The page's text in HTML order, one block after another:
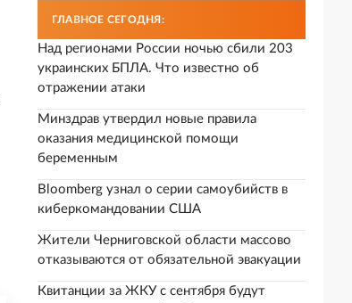
ГЛАВНОЕ СЕГОДНЯ:
Над регионами России ночью сбили 203
украинских БПЛА. Что известно об
отражении атаки
Минздрав утвердил новые правила
оказания медицинской помощи
беременным
Bloomberg узнал о серии самоубийств в
киберкомандовании США
Жители Черниговской области массово
отказываются от обязательной эвакуации
Квитанции за ЖКУ с сентября будут